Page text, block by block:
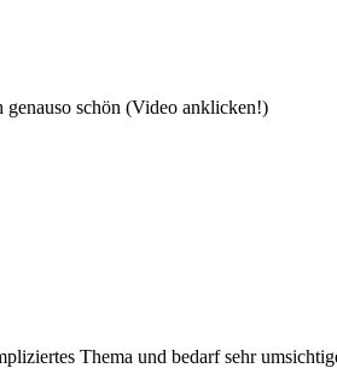
schön (Video anklicken!)
Thema und bedarf sehr